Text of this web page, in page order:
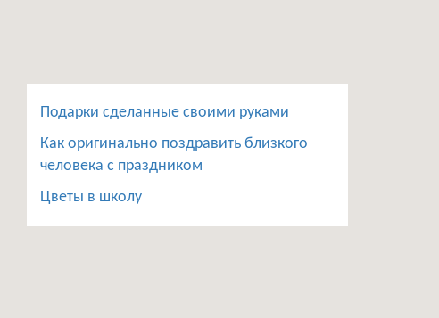
Подарки сделанные своими руками
Как оригинально поздравить близкого
человека с праздником
Цветы в школу